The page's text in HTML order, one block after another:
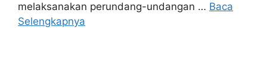
melaksanakan perundang-undangan … Baca
Selengkapnya